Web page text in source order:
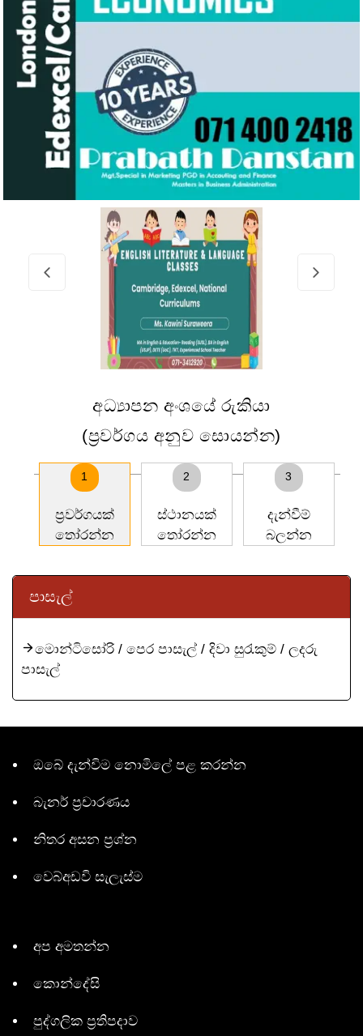
අධ්‍යාපන අංශයේ රුකියා
(ප්‍රවර්ගය අනුව සොයන්න)
1
ප්‍රවර්ගයක්
තෝරන්න
2
ස්ථානයක්
තෝරන්න
3
දැන්වීම්
බලන්න
පාසැල්
මොන්ටිසෝරි / පෙර පාසැල් / දිවා සුරැකුම් / ලදරු
පාසැල්
ඔබේ දැන්විම නොමිලේ පළ කරන්න
බැනර් ප්‍රචාරණය
නිතර අසන ප්‍රශ්න
වෙබ්අඩවි සැලැස්ම
අප අමතන්න
කොන්දේසි
පුද්ගලික ප්‍රතිපදාව